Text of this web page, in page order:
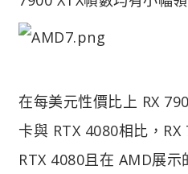
在每美元性價比上 RX
卡與 RTX 4080相比，
RTX 4080且在 AMD展示